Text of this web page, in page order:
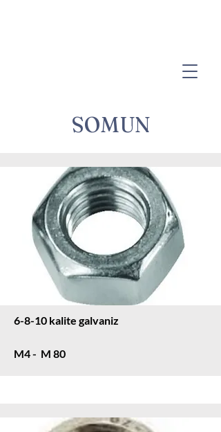
SOMUN
6-8-10 kalite galvaniz
M4 - M 80